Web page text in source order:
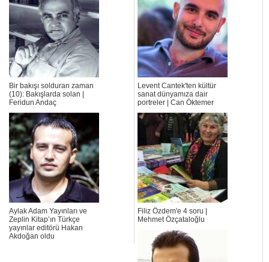
Bir bakışı solduran zaman
(10): Bakışlarda solan |
Feridun Andaç
Levent Cantek'ten kültür
sanat dünyamıza dair
portreler | Can Öktemer
Aylak Adam Yayınları ve
Zeplin Kitap’ın Türkçe
yayınlar editörü Hakan
Akdoğan oldu
Filiz Özdem'e 4 soru |
Mehmet Özçataloğlu